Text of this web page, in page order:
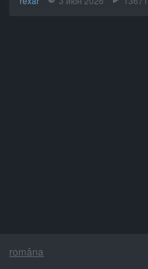
româna